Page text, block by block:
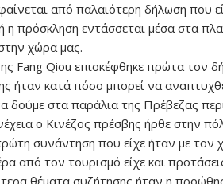
από παλαιότερη δήλωση που
η πρόσκληση εντάσσεται μέσα στα
χώρα μας.
Fang Qiou επισκέφθηκε πρώτα τον
ήταν κατά πόσο μπορεί να
δούμε στα παράλια της Πρέβεζας
ο Κινέζος πρέσβης ήρθε στην
συνάντηση που είχε ήταν με τον
από τον τουρισμό είχε και